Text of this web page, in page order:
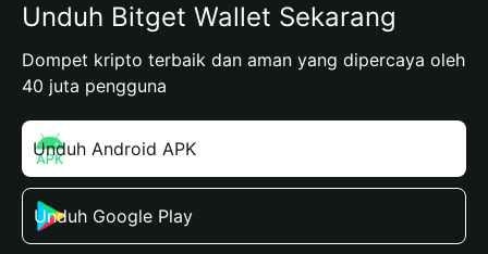
Unduh Bitget Wallet Sekarang
Dompet kripto terbaik dan aman yang dipercaya oleh
40 juta pengguna
Unduh Android APK
Unduh Google Play